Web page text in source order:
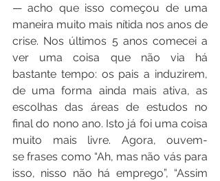
— acho que isso começou de uma
maneira muito mais nítida nos anos de
crise. Nos últimos 5 anos comecei a
ver uma coisa que não via há
bastante tempo: os pais a induzirem,
de uma forma ainda mais ativa, as
escolhas das áreas de estudos no
final do nono ano. Isto já foi uma coisa
muito mais livre. Agora, ouvem-
se frases como “Ah, mas não vás para
isso, nisso não há emprego”, “Assim